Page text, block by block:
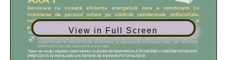
View in Full Screen